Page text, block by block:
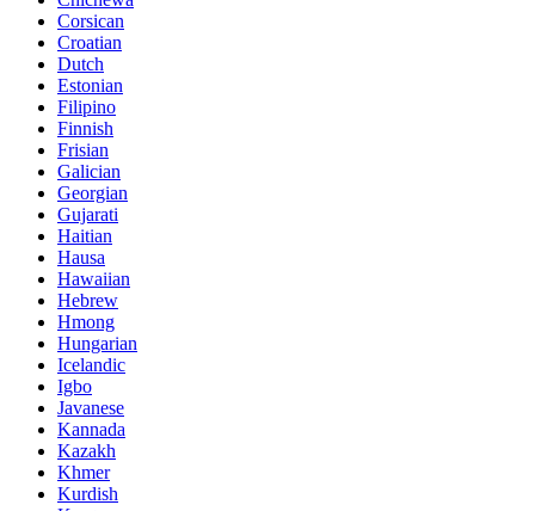
Corsican
Croatian
Dutch
Estonian
Filipino
Finnish
Frisian
Galician
Georgian
Gujarati
Haitian
Hausa
Hawaiian
Hebrew
Hmong
Hungarian
Icelandic
Igbo
Javanese
Kannada
Kazakh
Khmer
Kurdish